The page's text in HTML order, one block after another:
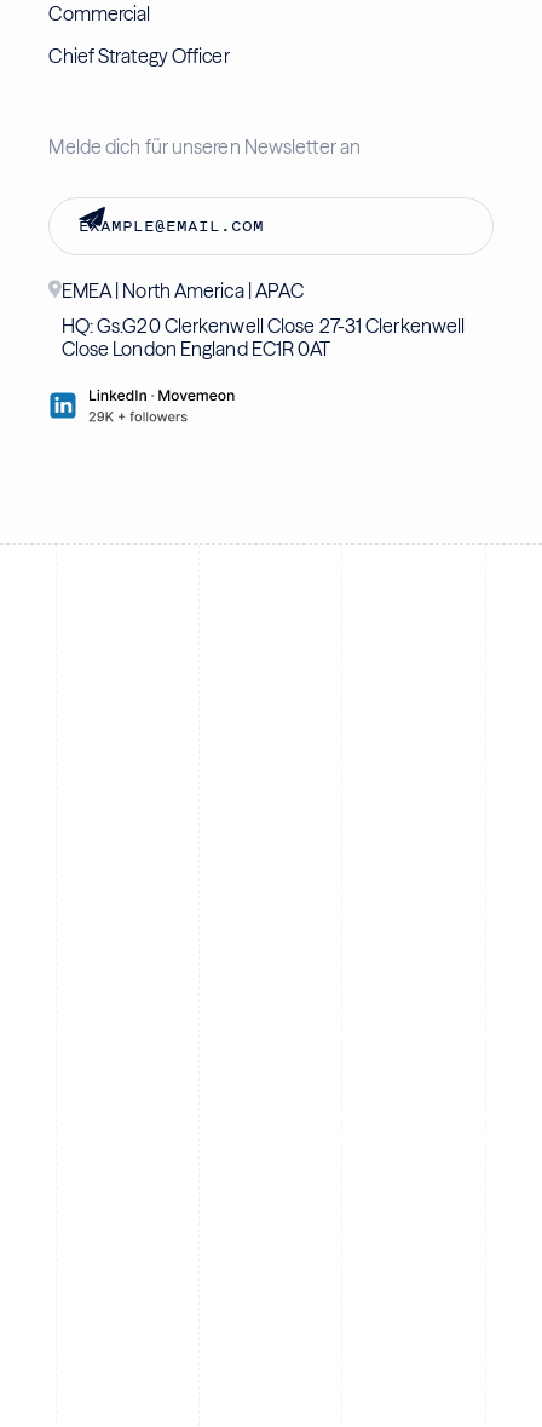
Commercial
Chief Strategy Officer
Melde dich für unseren Newsletter an
EMEA | North America | APAC
HQ: Gs.G20 Clerkenwell Close 27-31 Clerkenwell
Close London England EC1R 0AT